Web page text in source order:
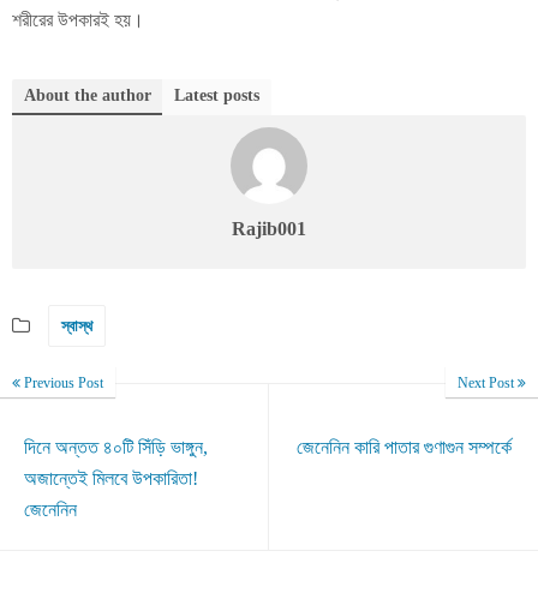
শরীরের উপকারই হয়।
About the author Latest posts
Rajib001
স্বাস্থ
Previous Post
দিনে অন্তত ৪০টি সিঁড়ি ভাঙ্গুন,
অজান্তেই মিলবে উপকারিতা!
জেনেনিন
Next Post
জেনেনিন কারি পাতার গুণাগুন সম্পর্কে